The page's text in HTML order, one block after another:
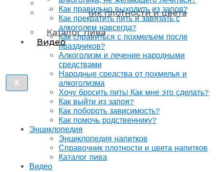
Энциклопедия напитков
Справочник плотности и цвета
напитков
Каталог пива
Видео
X
Как правильно выходить из запоя?
Как прекратить пить и завязать с
алкоголем навсегда?
Как справиться с похмельем после
праздников?
Алкоголизм и лечение народными
средствами
Народные средства от похмелья и
алкоголизма
Хочу бросить пить! Как мне это сделать?
Как выйти из запоя?
Как побороть зависимость?
Как помочь родственнику?
Энциклопедия
Энциклопедия напитков
Справочник плотности и цвета напитков
Каталог пива
Видео